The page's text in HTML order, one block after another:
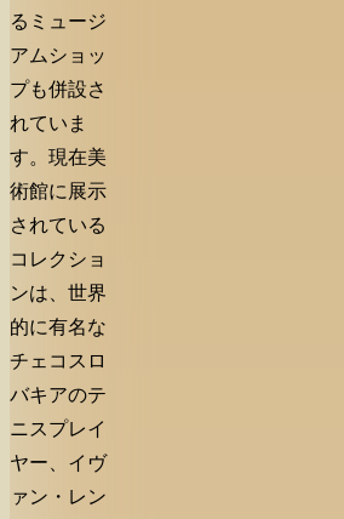
るミュージ
アムショッ
プも併設さ
れていま
す。現在美
術館に展示
されている
コレクショ
ンは、世界
的に有名な
チェコスロ
バキアのテ
ニスプレイ
ヤー、イヴ
ァン・レン